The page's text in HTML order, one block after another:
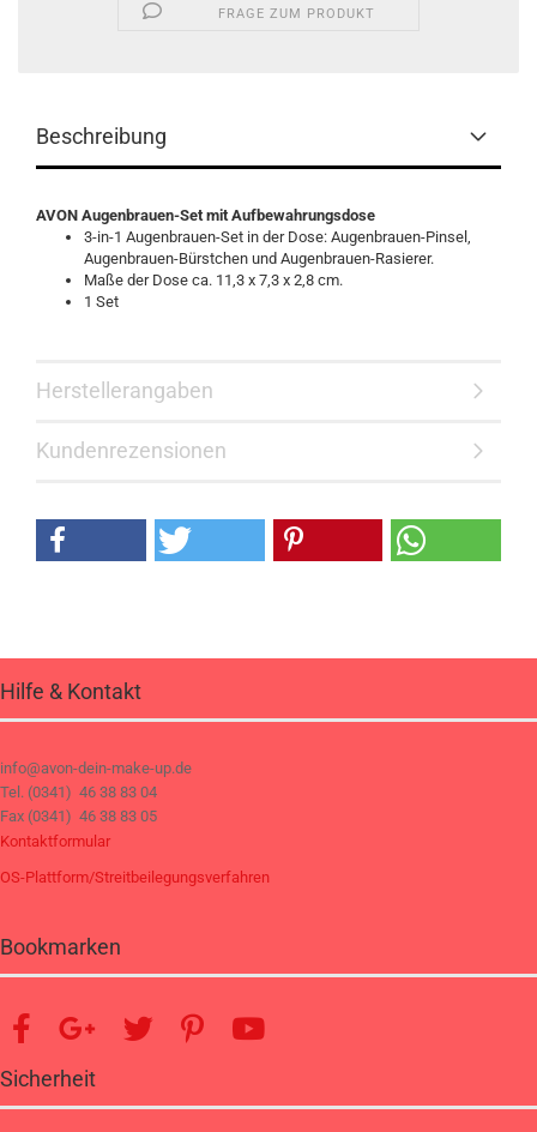
FRAGE ZUM PRODUKT
Beschreibung
AVON Augenbrauen-Set mit Aufbewahrungsdose
3-in-1 Augenbrauen-Set in der Dose: Augenbrauen-Pinsel,
Augenbrauen-Bürstchen und Augenbrauen-Rasierer.
Maße der Dose ca. 11,3 x 7,3 x 2,8 cm.
1 Set
Herstellerangaben
Kundenrezensionen
Hilfe & Kontakt
info@avon-dein-make-up.de
Tel. (0341) 46 38 83 04
Fax (0341) 46 38 83 05
Kontaktformular
OS-Plattform/Streitbeilegungsverfahren
Bookmarken
Sicherheit